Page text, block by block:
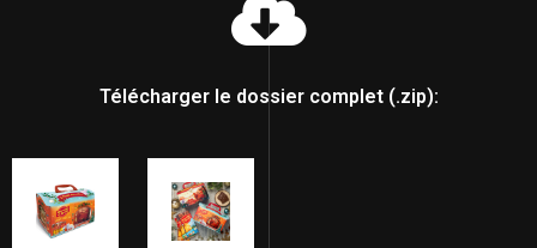
Télécharger le dossier complet (.zip):